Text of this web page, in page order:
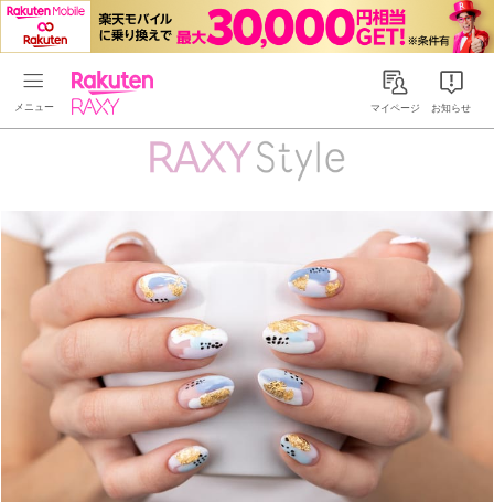
Rakuten RAXYマイページ お知らせ